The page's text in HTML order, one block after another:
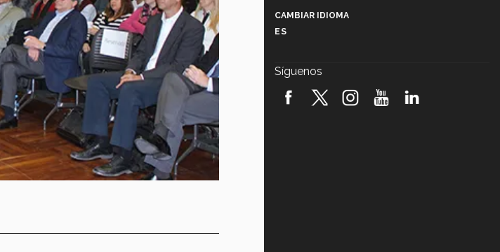
robótica FIRST 2026! (video)
CAMBIAR IDIOMA
ES
Síguenos